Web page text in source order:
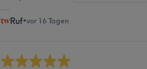
Ruf•vor 16 Tagen